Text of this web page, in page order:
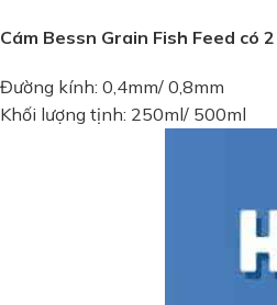
Cám Bessn Grain Fish Feed có
Đường kính: 0,4mm/ 0,8mm
Khối lượng tịnh: 250ml/ 500ml